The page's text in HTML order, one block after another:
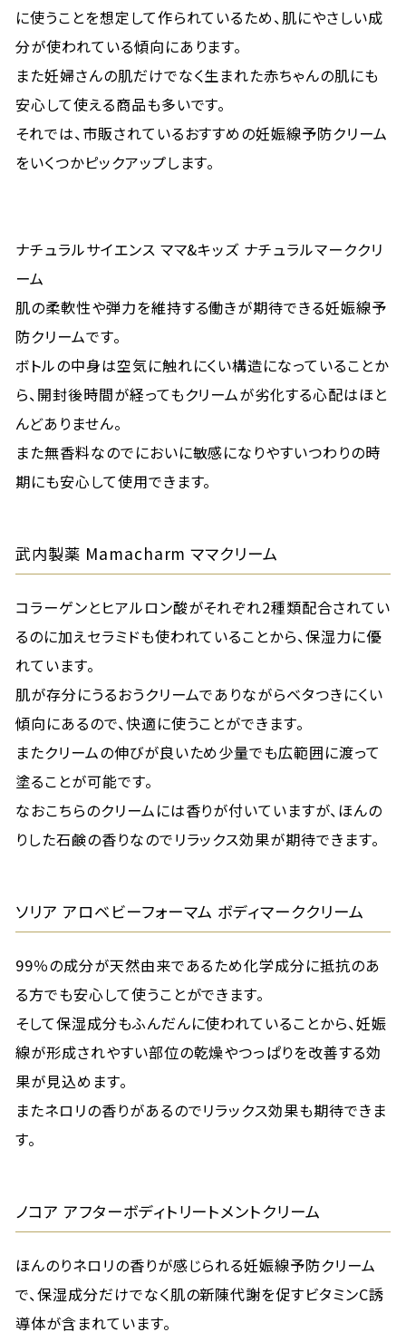
に使うことを想定して作られているため、肌にやさしい成
分が使われている傾向にあります。
また妊婦さんの肌だけでなく生まれた赤ちゃんの肌にも
安心して使える商品も多いです。
それでは、市販されているおすすめの妊娠線予防クリーム
をいくつかピックアップします。
ナチュラルサイエンス ママ&キッズ ナチュラルマーククリ
ーム
肌の柔軟性や弾力を維持する働きが期待できる妊娠線予
防クリームです。
ボトルの中身は空気に触れにくい構造になっていることか
ら、開封後時間が経ってもクリームが劣化する心配はほと
んどありません。
また無香料なのでにおいに敏感になりやすいつわりの時
期にも安心して使用できます。
武内製薬 Mamacharm ママクリーム
コラーゲンとヒアルロン酸がそれぞれ2種類配合されてい
るのに加えセラミドも使われていることから、保湿力に優
れています。
肌が存分にうるおうクリームでありながらベタつきにくい
傾向にあるので、快適に使うことができます。
またクリームの伸びが良いため少量でも広範囲に渡って
塗ることが可能です。
なおこちらのクリームには香りが付いていますが、ほんの
りした石鹸の香りなのでリラックス効果が期待できます。
ソリア アロベビーフォーマム ボディマーククリーム
99％の成分が天然由来であるため化学成分に抵抗のあ
る方でも安心して使うことができます。
そして保湿成分もふんだんに使われていることから、妊娠
線が形成されやすい部位の乾燥やつっぱりを改善する効
果が見込めます。
またネロリの香りがあるのでリラックス効果も期待できま
す。
ノコア アフターボディトリートメントクリーム
ほんのりネロリの香りが感じられる妊娠線予防クリーム
で、保湿成分だけでなく肌の新陳代謝を促すビタミンC誘
導体が含まれています。